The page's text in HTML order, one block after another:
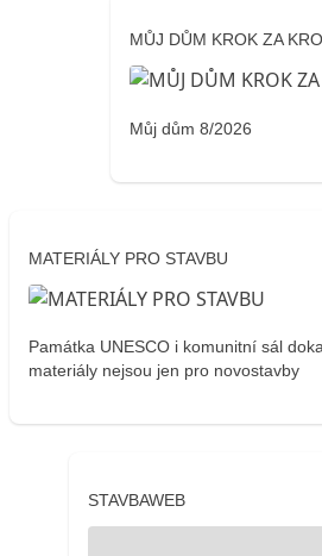
MŮJ DŮM KROK ZA
Můj dům 8/2026
MATERIÁLY PRO STAVBU
Památka UNESCO i komunitní sál
materiály nejsou jen pro novostavby
STAVBAWEB